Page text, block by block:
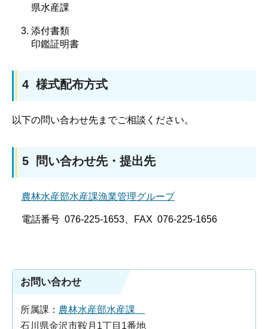
県水産課
添付書類
印鑑証明書
4 様式配布方式
以下の問い合わせ先までご相談ください。
5 問い合わせ先・提出先
農林水産部水産課漁業管理グループ
電話番号 076-225-1653、FAX 076-225-1656
お問い合わせ
所属課： 農林水産部水産課
石川県金沢市鞍月1丁目1番地